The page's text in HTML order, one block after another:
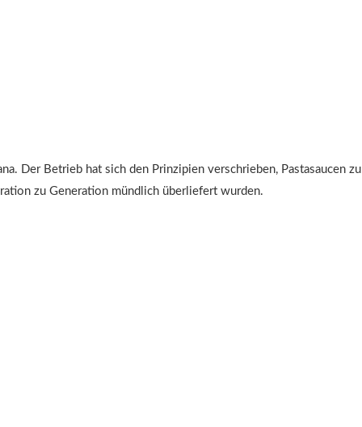
Der Betrieb hat sich den Prinzipien verschrieben, Pastasaucen zu
zu Generation mündlich überliefert wurden.